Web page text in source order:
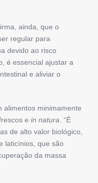
ainda, que o
regular para
devido ao risco
é essencial ajustar a
e aliviar o
alimentos minimamente
e in natura. “É
de alto valor biológico,
laticínios, que são
da massa